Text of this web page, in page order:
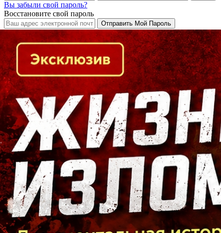
Вы забыли свой пароль?
Восстановите свой пароль
Кто есть кто в Байкальском регионе